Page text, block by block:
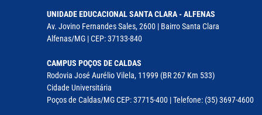
UNIDADE EDUCACIONAL SANTA CLARA - ALFENAS
Av. Jovino Fernandes Sales, 2600 | Bairro Santa Clara
Alfenas/MG | CEP: 37133-840
CAMPUS POÇOS DE CALDAS
Rodovia José Aurélio Vilela, 11999 (BR 267 Km 533)
Cidade Universitária
Poços de Caldas/MG CEP: 37715-400 | Telefone: (35) 3697-4600